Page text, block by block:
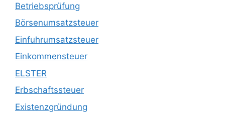
Betriebsprüfung
Börsenumsatzsteuer
Einfuhrumsatzsteuer
Einkommensteuer
ELSTER
Erbschaftssteuer
Existenzgründung